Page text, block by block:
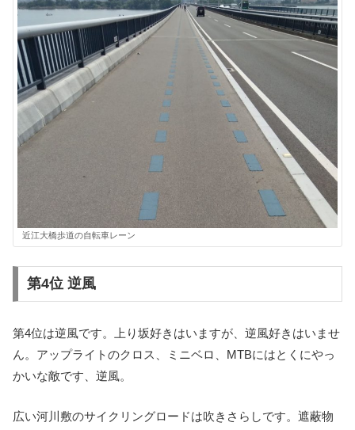
近江大橋歩道の自転車レーン
第4位 逆風
第4位は逆風です。上り坂好きはいますが、逆風好きはいませ
ん。アップライトのクロス、ミニベロ、MTBにはとくにやっ
かいな敵です、逆風。
広い河川敷のサイクリングロードは吹きさらしです。遮蔽物